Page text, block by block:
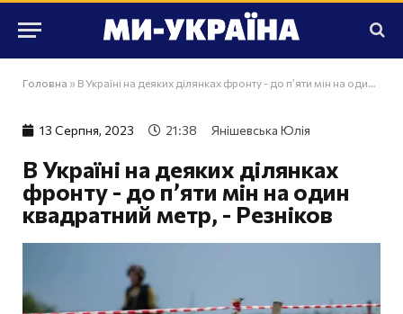
Головна » В Україні на деяких ділянках фронту - до п’яти мін на один квадратний метр, - Резніков
13 Серпня, 2023 21:38 Янішевська Юлія
В Україні на деяких ділянках
фронту - до п’яти мін на один
квадратний метр, - Резніков